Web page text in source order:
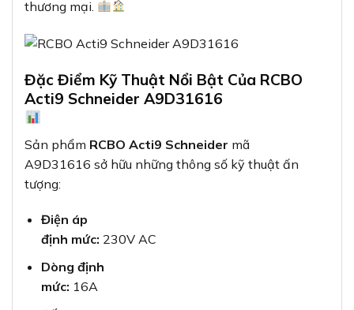
thương mại.
Đặc Điểm Kỹ Thuật Nổi Bật Của RCBO
Acti9 Schneider A9D31616
Sản phẩm RCBO Acti9 Schneider mã
A9D31616 sở hữu những thông số kỹ thuật ấn
tượng:
Điện áp
định mức: 230V AC
Dòng định
mức: 16A